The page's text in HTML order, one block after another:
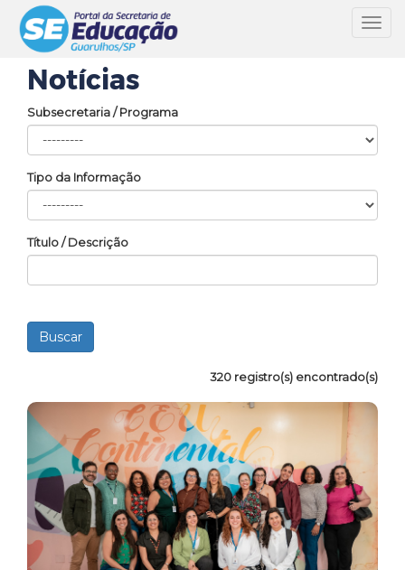
Notícias
Subsecretaria / Programa
Tipo da Informação
Título / Descrição
320 registro(s) encontrado(s)